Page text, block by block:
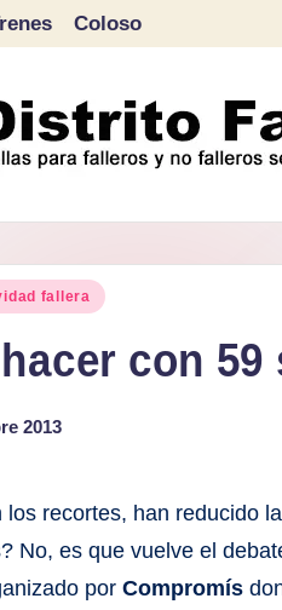
Coloso
fallera
con
2013
los recortes, han reducido
No, es que vuelve el
porCompromís